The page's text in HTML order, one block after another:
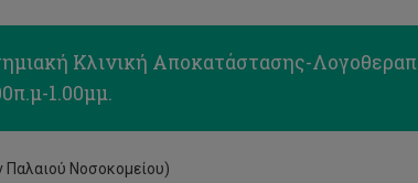
Κλινική Αποκατάστασης-
1.00μμ.
Παλαιού Νοσοκομείου)